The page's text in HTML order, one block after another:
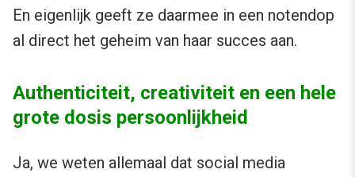
En eigenlijk geeft ze daarmee in een notendop
al direct het geheim van haar succes aan.
Authenticiteit, creativiteit en een hele
grote dosis persoonlijkheid
Ja, we weten allemaal dat social media